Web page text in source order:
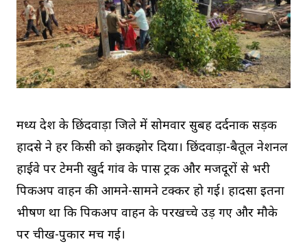
मध्य प्रदेश के छिंदवाड़ा जिले में सोमवार सुबह दर्दनाक सड़क
हादसे ने हर किसी को झकझोर दिया। छिंदवाड़ा-बैतूल नेशनल
हाईवे पर टेमनी खुर्द गांव के पास ट्रक और मजदूरों से भरी
पिकअप वाहन की आमने-सामने टक्कर हो गई। हादसा इतना
भीषण था कि पिकअप वाहन के परखच्चे उड़ गए और मौके
पर चीख-पुकार मच गई।